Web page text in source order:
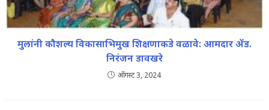
मुलांनी कौशल्य विकासाभिमुख शिक्षणाकडे वळावे: आमदार ॲड.
निरंजन डावखरे
ऑगस्ट 3, 2024